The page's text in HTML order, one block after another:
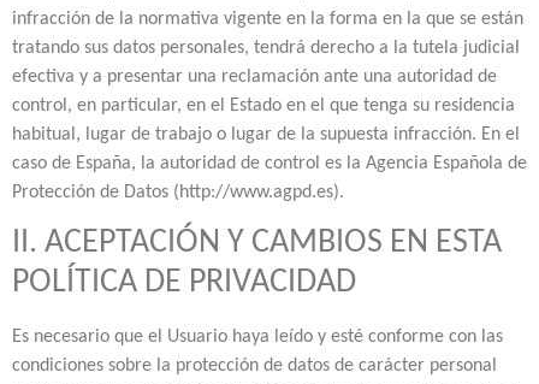
infracción de la normativa vigente en la forma en la que se están
tratando sus datos personales, tendrá derecho a la tutela judicial
efectiva y a presentar una reclamación ante una autoridad de
control, en particular, en el Estado en el que tenga su residencia
habitual, lugar de trabajo o lugar de la supuesta infracción. En el
caso de España, la autoridad de control es la Agencia Española de
Protección de Datos (http://www.agpd.es).
II. ACEPTACIÓN Y CAMBIOS EN ESTA
POLÍTICA DE PRIVACIDAD
Es necesario que el Usuario haya leído y esté conforme con las
condiciones sobre la protección de datos de carácter personal